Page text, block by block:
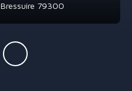
Bressuire 79300